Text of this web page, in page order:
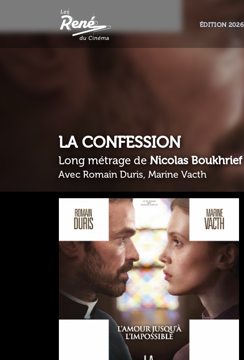
ÉDITION 2026
LA CONFESSION
Long métrage de Nicolas Boukhrief
Avec Romain Duris, Marine Vacth